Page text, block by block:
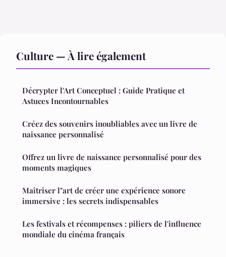
Culture — À lire également
Décrypter l'Art Conceptuel : Guide Pratique et
Astuces Incontournables
Créez des souvenirs inoubliables avec un livre de
naissance personnalisé
Offrez un livre de naissance personnalisé pour des
moments magiques
Maîtriser l"art de créer une expérience sonore
immersive : les secrets indispensables
Les festivals et récompenses : piliers de l'influence
mondiale du cinéma français